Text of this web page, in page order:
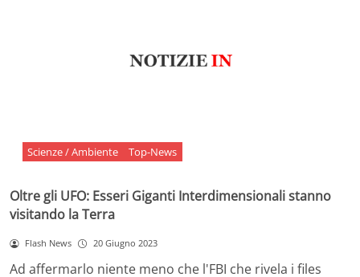
Scienze / Ambiente Top-News
Oltre gli UFO: Esseri Giganti Interdimensionali stanno
visitando la Terra
Flash News 20 Giugno 2023
Ad affermarlo niente meno che l'FBI che rivela i files